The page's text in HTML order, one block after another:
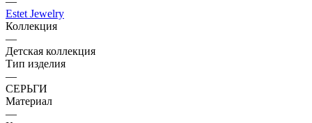
Estet Jewelry
Коллекция
—
Детская коллекция
Тип изделия
—
СЕРЬГИ
Материал
—